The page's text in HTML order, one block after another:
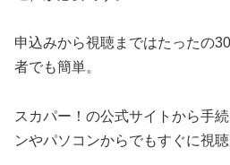
申込みから視聴まではたったの
者でも簡単。
スカパー！の公式サイトから手
ンやパソコンからでもすぐに視聴